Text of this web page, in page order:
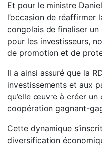
Et pour le ministre
l’occasion de réaffirmer
congolais de finaliser
pour les investisseurs,
de promotion et de
Il a ainsi assuré que la
investissements et aux
qu’elle œuvre à créer un
coopération gagnant-
Cette dynamique
diversification